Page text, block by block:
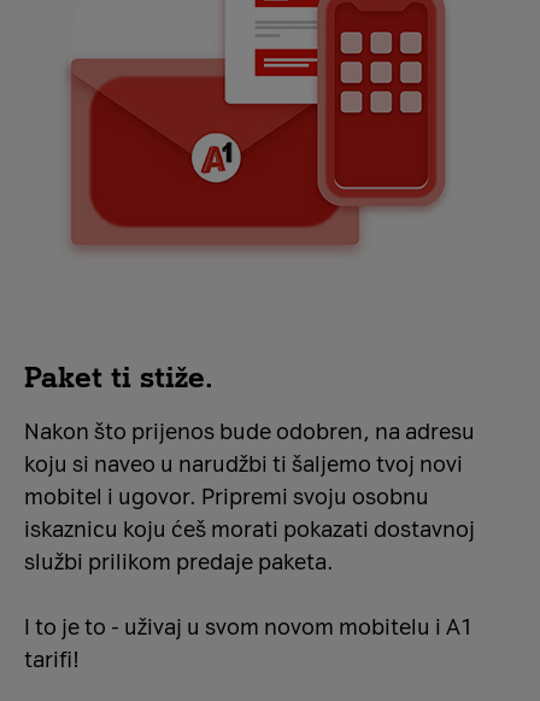
Paket ti stiže.
Nakon što prijenos bude odobren, na adresu
koju si naveo u narudžbi ti šaljemo tvoj novi
mobitel i ugovor. Pripremi svoju osobnu
iskaznicu koju ćeš morati pokazati dostavnoj
službi prilikom predaje paketa.
I to je to - uživaj u svom novom mobitelu i A1
tarifi!